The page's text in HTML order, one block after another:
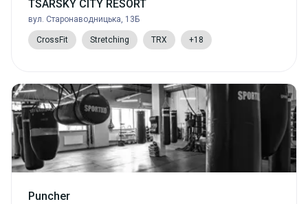
TSARSKY CITY RESORT
вул. Старонаводницька, 13Б
CrossFit Stretching TRX +18
Puncher